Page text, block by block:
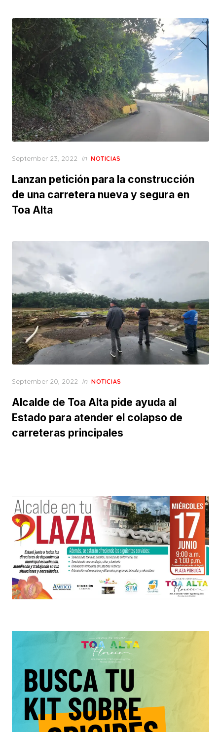
Posted
September 23, 2022 in NOTICIAS
Lanzan petición para la construcción
de una carretera nueva y segura en
Toa Alta
Posted
September 20, 2022 in NOTICIAS
Alcalde de Toa Alta pide ayuda al
Estado para atender el colapso de
carreteras principales